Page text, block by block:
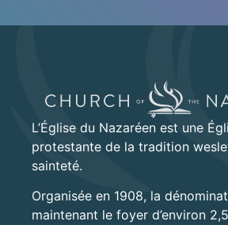
L’Église du Nazaréen est une
protestante de la tradition
sainteté.
Organisée en 1908, la
maintenant le foyer d’environ